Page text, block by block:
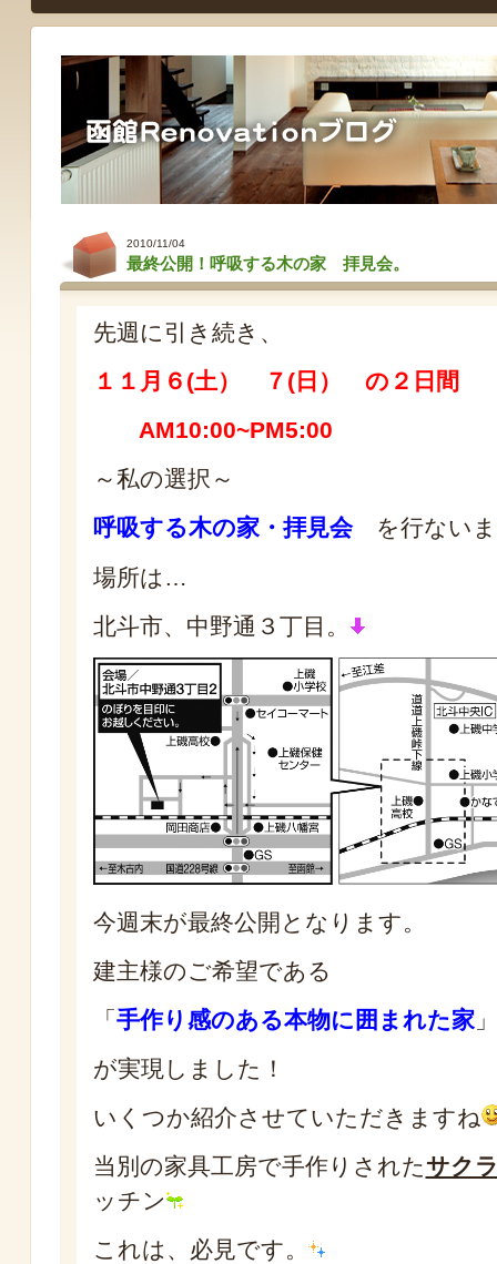
2010/11/04
最終公開！呼吸する木の家 拝見会。
先週に引き続き、
１１月６(土） ７(日） の２日間
AM10:00~PM5:00
～私の選択～
呼吸する木の家・拝見会を行ないま
場所は…
北斗市、中野通３丁目。
今週末が最終公開となります。
建主様のご希望である
「 手作り感のある本物に囲まれた家」
が実現しました！
いくつか紹介させていただきますね
当別の家具工房で手作りされたサク
ッチン
これは、必見です。